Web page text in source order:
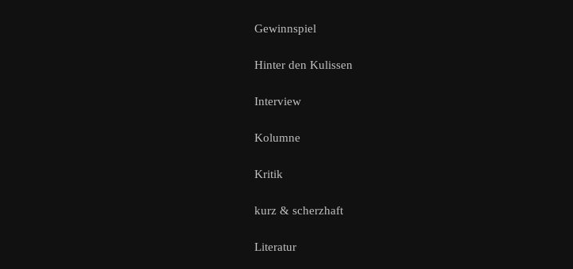
Gewinnspiel
Hinter den Kulissen
Interview
Kolumne
Kritik
kurz & scherzhaft
Literatur